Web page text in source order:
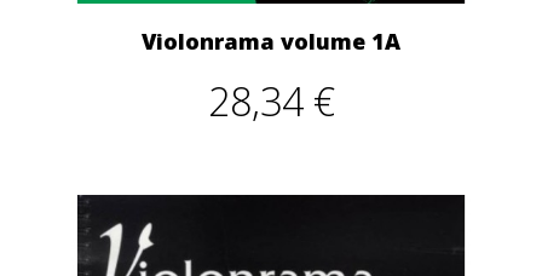
Violonrama volume 1A
28,34 €